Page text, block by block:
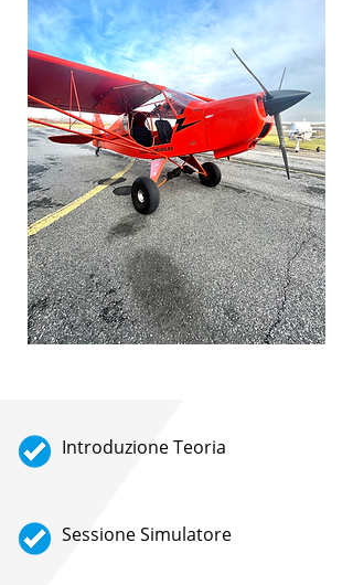
Introduzione Teoria
Sessione Simulatore